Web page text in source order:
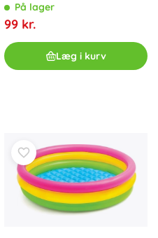
På lager
99 kr.
Læg i kurv